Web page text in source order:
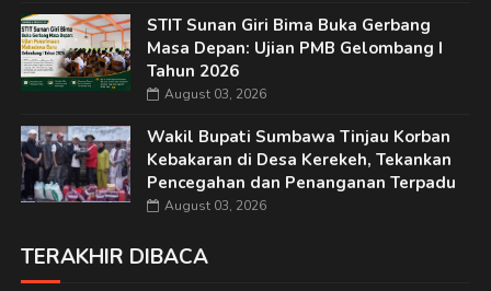
STIT Sunan Giri Bima Buka Gerbang
Masa Depan: Ujian PMB Gelombang I
Tahun 2026
August 03, 2026
Wakil Bupati Sumbawa Tinjau Korban
Kebakaran di Desa Kerekeh, Tekankan
Pencegahan dan Penanganan Terpadu
August 03, 2026
TERAKHIR DIBACA